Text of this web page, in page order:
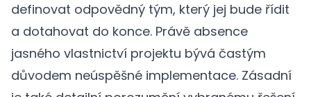
definovat odpovědný tým, který jej bude řídit
a dotahovat do konce. Právě absence
jasného vlastnictví projektu bývá častým
důvodem neúspěšné implementace. Zásadní